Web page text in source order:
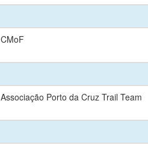
CMoF
Associação Porto da Cruz Trail Team